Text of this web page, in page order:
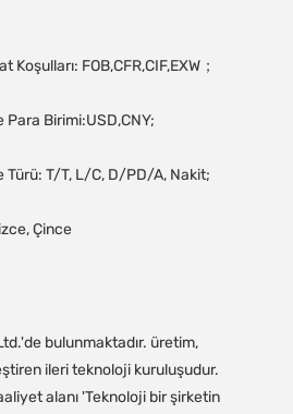
Konuşulan Dil: İngilizce, Çince
bulunmaktadır. üretim,
ileri teknoloji kuruluşudur.
alanı 'Teknoloji bir şirketin